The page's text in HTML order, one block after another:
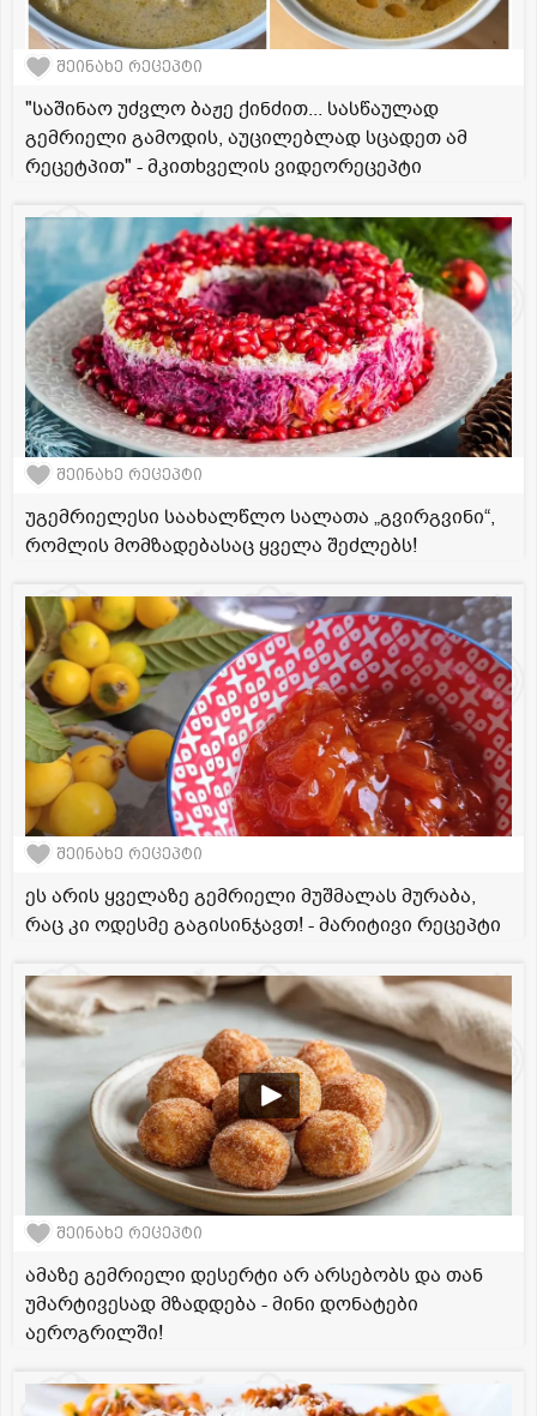
შეინახე რეცეპტი
"საშინაო უძვლო ბაჟე ქინძით... სასწაულად
გემრიელი გამოდის, აუცილებლად სცადეთ ამ
რეცეტპით" - მკითხველის ვიდეორეცეპტი
შეინახე რეცეპტი
უგემრიელესი საახალწლო სალათა „გვირგვინი“,
რომლის მომზადებასაც ყველა შეძლებს!
შეინახე რეცეპტი
ეს არის ყველაზე გემრიელი მუშმალას მურაბა,
რაც კი ოდესმე გაგისინჯავთ! - მარიტივი რეცეპტი
შეინახე რეცეპტი
ამაზე გემრიელი დესერტი არ არსებობს და თან
უმარტივესად მზადდება - მინი დონატები
აეროგრილში!